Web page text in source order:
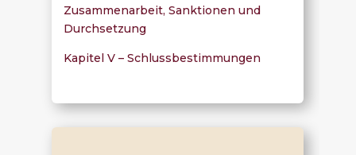
Zusammenarbeit, Sanktionen und
Durchsetzung
Kapitel V – Schlussbestimmungen